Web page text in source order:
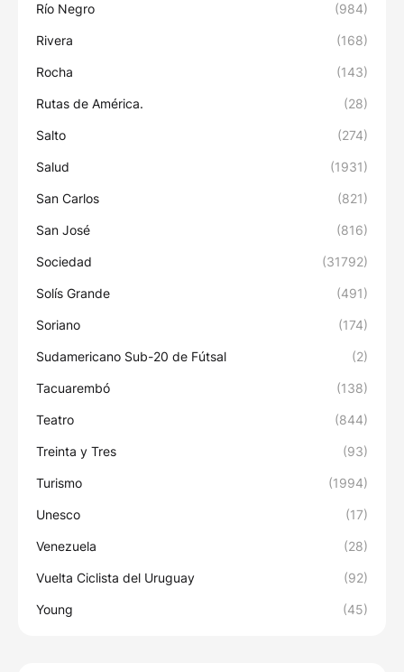
Río Negro (984)
Rivera (168)
Rocha (143)
Rutas de América. (28)
Salto (274)
Salud (1931)
San Carlos (821)
San José (816)
Sociedad (31792)
Solís Grande (491)
Soriano (174)
Sudamericano Sub-20 de Fútsal (2)
Tacuarembó (138)
Teatro (844)
Treinta y Tres (93)
Turismo (1994)
Unesco (17)
Venezuela (28)
Vuelta Ciclista del Uruguay (92)
Young (45)